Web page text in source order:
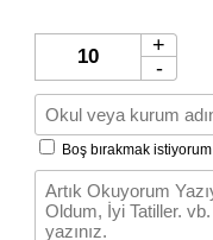
+
-
Boş bırakmak istiyorum